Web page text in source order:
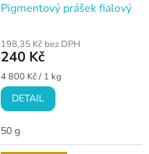
Pigmentový prášek fialový
198,35 Kč bez DPH
240 Kč
Měrná
cena:
4 800 Kč / 1 kg
DETAIL
50 g